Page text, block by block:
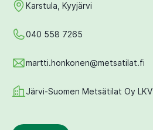
Karstula, Kyyjärvi
040 558 7265
martti.honkonen@metsatilat.fi
Järvi-Suomen Metsätilat Oy LKV